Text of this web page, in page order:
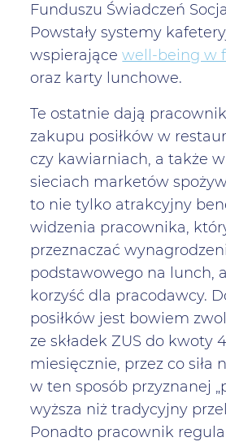
Funduszu Świadczeń
Powstały systemy
wspierającewell-being w
oraz karty lunchowe.
Te ostatnie dają
zakupu posiłków w
czy kawiarniach, a także
sieciach marketów
to nie tylko atrakcyjny
widzenia pracownika,
przeznaczać
podstawowego na lunch,
korzyść dla pracodawcy.
posiłków jest bowiem
ze składek ZUS do kwoty
miesięcznie, przez co siła
w ten sposób przyznanej
wyższa niż tradycyjny
Ponadto pracownik